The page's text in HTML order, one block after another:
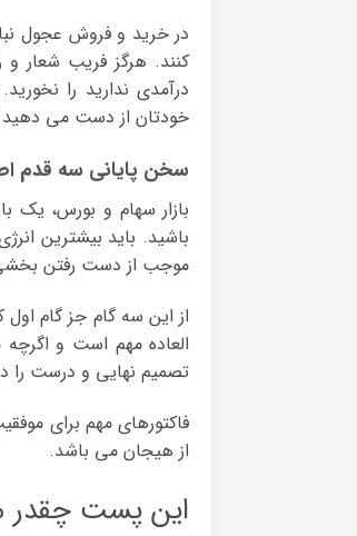
در خرید و فروش عجول
کنند. هرگز فریب شعار و
درآمدی ندارید را
خودتان از دست می دهید
سخن پایانی سه قدم
بازار سهام و بورس، یک
باشید. باید بیشترین
موجب از دست رفتن
از این سه گام جز گام
العاده مهم است و
تصمیم نهایی و درست را
فاکتورهای مهم برای
از هیجان می باشد.
این پست چقدر